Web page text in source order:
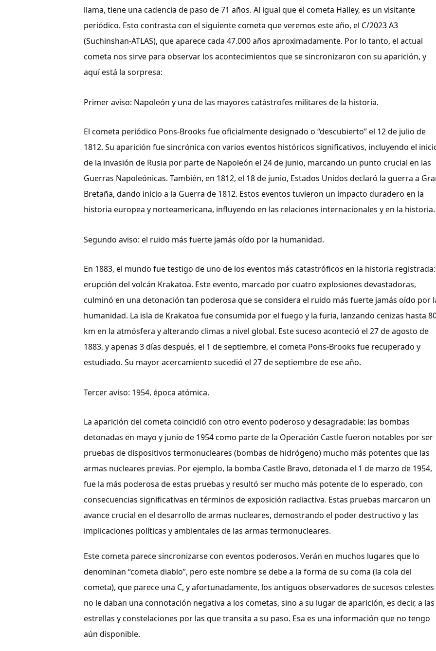
llama, tiene una cadencia de paso de 71 años. Al igual que el cometa Halley, es un visitante
periódico. Esto contrasta con el siguiente cometa que veremos este año, el C/2023 A3
(Suchinshan-ATLAS), que aparece cada 47.000 años aproximadamente. Por lo tanto, el actual
cometa nos sirve para observar los acontecimientos que se sincronizaron con su aparición, y
aquí está la sorpresa:
Primer aviso: Napoleón y una de las mayores catástrofes militares de la historia.
El cometa periódico Pons-Brooks fue oficialmente designado o “descubierto” el 12 de julio de
1812. Su aparición fue sincrónica con varios eventos históricos significativos, incluyendo el
de la invasión de Rusia por parte de Napoleón el 24 de junio, marcando un punto crucial en las
Guerras Napoleónicas. También, en 1812, el 18 de junio, Estados Unidos declaró la guerra a
Bretaña, dando inicio a la Guerra de 1812. Estos eventos tuvieron un impacto duradero en la
historia europea y norteamericana, influyendo en las relaciones internacionales y en la historia.
Segundo aviso: el ruido más fuerte jamás oído por la humanidad.
En 1883, el mundo fue testigo de uno de los eventos más catastróficos en la historia
erupción del volcán Krakatoa. Este evento, marcado por cuatro explosiones devastadoras,
culminó en una detonación tan poderosa que se considera el ruido más fuerte jamás oído por
humanidad. La isla de Krakatoa fue consumida por el fuego y la furia, lanzando cenizas hasta
km en la atmósfera y alterando climas a nivel global. Este suceso aconteció el 27 de agosto de
1883, y apenas 3 días después, el 1 de septiembre, el cometa Pons-Brooks fue recuperado y
estudiado. Su mayor acercamiento sucedió el 27 de septiembre de ese año.
Tercer aviso: 1954, época atómica.
La aparición del cometa coincidió con otro evento poderoso y desagradable: las bombas
detonadas en mayo y junio de 1954 como parte de la Operación Castle fueron notables por ser
pruebas de dispositivos termonucleares (bombas de hidrógeno) mucho más potentes que las
armas nucleares previas. Por ejemplo, la bomba Castle Bravo, detonada el 1 de marzo de 1954,
fue la más poderosa de estas pruebas y resultó ser mucho más potente de lo esperado, con
consecuencias significativas en términos de exposición radiactiva. Estas pruebas marcaron un
avance crucial en el desarrollo de armas nucleares, demostrando el poder destructivo y las
implicaciones políticas y ambientales de las armas termonucleares.
Este cometa parece sincronizarse con eventos poderosos. Verán en muchos lugares que lo
denominan “cometa diablo”, pero este nombre se debe a la forma de su coma (la cola del
cometa), que parece una C, y afortunadamente, los antiguos observadores de sucesos celestes
no le daban una connotación negativa a los cometas, sino a su lugar de aparición, es decir, a las
estrellas y constelaciones por las que transita a su paso. Esa es una información que no tengo
aún disponible.